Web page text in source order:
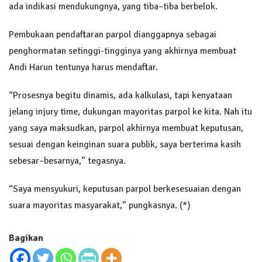
ada indikasi mendukungnya, yang tiba–tiba berbelok.
Pembukaan pendaftaran parpol dianggapnya sebagai
penghormatan setinggi-tingginya yang akhirnya membuat
Andi Harun tentunya harus mendaftar.
“Prosesnya begitu dinamis, ada kalkulasi, tapi kenyataan
jelang injury time, dukungan mayoritas parpol ke kita. Nah itu
yang saya maksudkan, parpol akhirnya membuat keputusan,
sesuai dengan keinginan suara publik, saya berterima kasih
sebesar–besarnya,” tegasnya.
“Saya mensyukuri, keputusan parpol berkesesuaian dengan
suara mayoritas masyarakat,” pungkasnya. (*)
Bagikan